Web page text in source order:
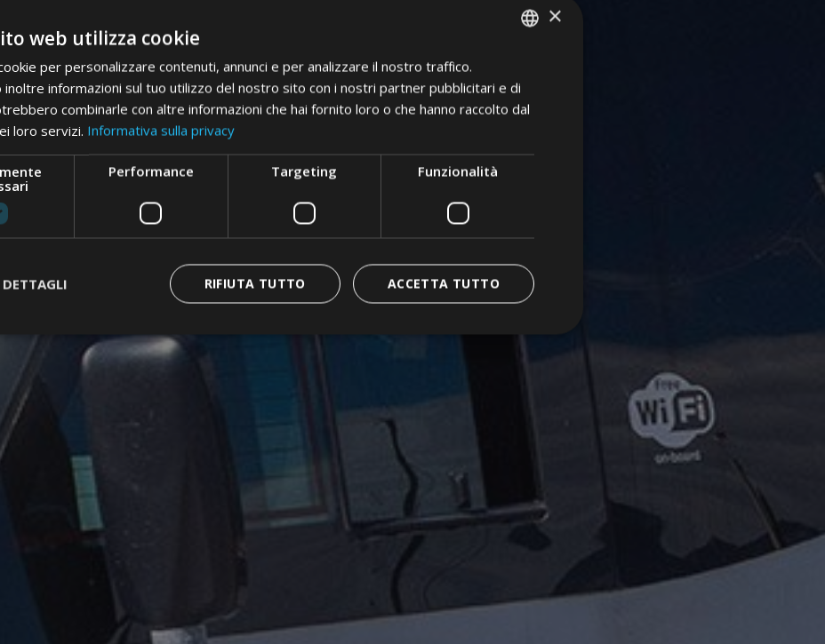
GERMAN
×
web utilizza cookie
per personalizzare contenuti, annunci e per analizzare il nostro traffico.
inoltre informazioni sul tuo utilizzo del nostro sito con i nostri partner pubblicitari e di
combinarle con altre informazioni che hai fornito loro o che hanno raccolto dal
loro servizi. Informativa sulla privacy
Performance Targeting Funzionalità
ACCETTA TUTTO
RIFIUTA TUTTO